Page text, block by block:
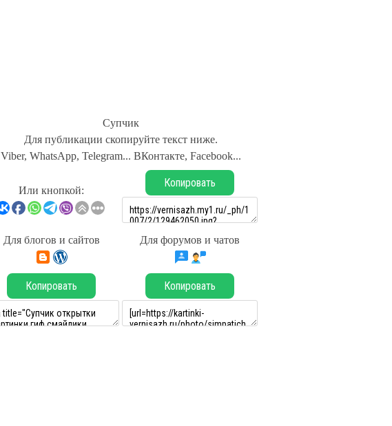
Супчик
Для публикации скопируйте текст ниже.
Viber, WhatsApp, Telegram... ВКонтакте, Facebook...
Или кнопкой:
Копировать
Для блогов и сайтов Для форумов и чатов
Копировать Копировать